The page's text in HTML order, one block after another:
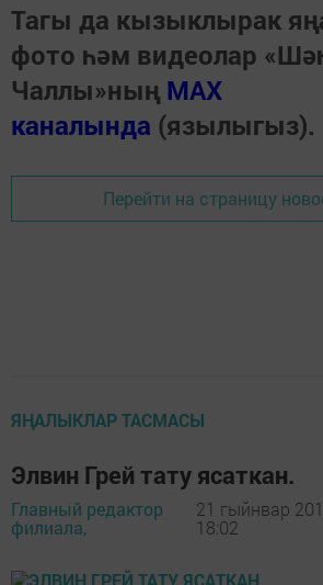
Тагы да кызыклырак
фото һәм видеолар
Чаллы»ның MAX
каналында (язылыгыз).
Перейти на страницу
ЯҢАЛЫКЛАР ТАСМАСЫ
Элвин Грей тату ясаткан.
Главный редактор
филиала,
21 гыйнвар
18:02